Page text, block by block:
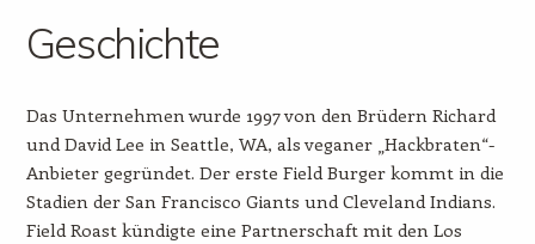
Geschichte
Das Unternehmen wurde 1997 von den Brüdern Richard
und David Lee in Seattle, WA, als veganer „Hackbraten“-
Anbieter gegründet. Der erste Field Burger kommt in die
Stadien der San Francisco Giants und Cleveland Indians.
Field Roast kündigte eine Partnerschaft mit den Los